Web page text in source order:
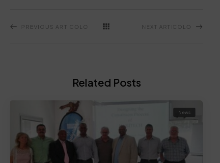
PREVIOUS ARTICOLO NEXT ARTICOLO
Related Posts
News